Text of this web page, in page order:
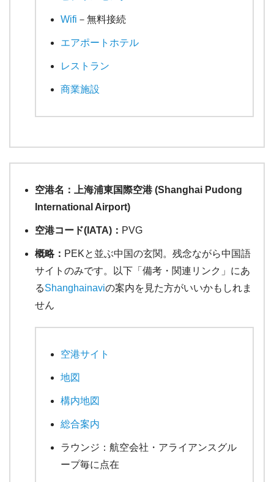
Wifi －無料接続
エアポートホテル
レストラン
商業施設
空港名：上海浦東国際空港 (Shanghai Pudong
International Airport)
空港コード(IATA)： PVG
概略： PEKと並ぶ中国の玄関。残念ながら中国語
サイトのみです。以下「備考・関連リンク」にあ
るShanghainaviの案内を見た方がいいかもしれま
せん
空港サイト
地図
構内地図
総合案内
ラウンジ：航空会社・アライアンスグル
ープ毎に点在